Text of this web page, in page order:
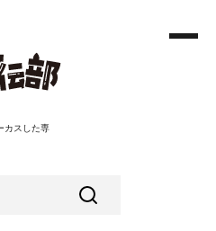
カスした専